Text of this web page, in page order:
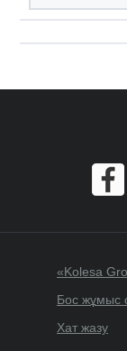
«Kolesa
Бос жұмыс
Хат жазу